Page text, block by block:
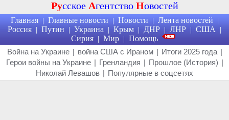
Русское Агентство Новостей
Главная | Главные новости | Новости | Лента новостей |
Россия | Путин | Украина | Крым | ДНР | ЛНР | США |
Сирия | Мир | Помощь
Война на Украине | война США с Ираном | Итоги 2025 года |
Герои войны на Украине | Гренландия | Прошлое (История) |
Николай Левашов | Популярные в соцсетях